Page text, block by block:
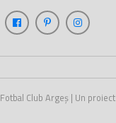
Fotbal Club Argeș | Un proiect